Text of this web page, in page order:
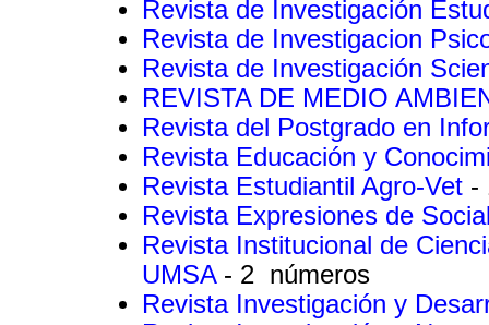
Revista de Investigación
Revista de Investigacion
Revista de Investigación
REVISTA DE MEDIO
Revista del Postgrado en
Revista Educación y
Revista Estudiantil Agro-Vet -
Revista Expresiones de
Revista Institucional de
UMSA - 2 números
Revista Investigación y